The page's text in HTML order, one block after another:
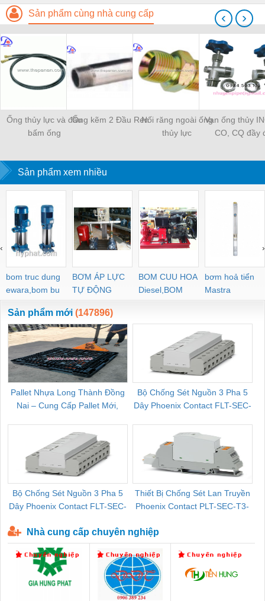
Sản phẩm cùng nhà cung cấp
Ống thủy lực và đầu
bấm ống
Ống kẽm 2 Đầu RenNối răng ngoài ống
thủy lực
Van ống thủy
CO, CQ đầy
‹ ›
Sản phẩm xem nhiều
bom truc dung
ewara,bom bu
ewara
BƠM ÁP LỰC
TỰ ĐỘNG
BOM CUU HOA
Diesel,BOM
CHUA CHAY
bơm hoả tiển
Mastra
‹ ›
Sản phẩm mới (147896)
Pallet Nhựa Long Thành Đồng
Nai – Cung Cấp Pallet Mới,
Bộ Chống Sét Nguồn 3 Pha 5
Dây Phoenix Contact FLT-SEC-
Bộ Chống Sét Nguồn 3 Pha 5
Dây Phoenix Contact FLT-SEC-
Thiết Bị Chống Sét Lan Truyền
Phoenix Contact PLT-SEC-T3-
Nhà cung cấp chuyên nghiệp